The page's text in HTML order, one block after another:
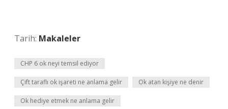
Tarih: Makaleler
CHP 6 ok neyi temsil ediyor
Çift taraflı ok işareti ne anlama gelir Ok atan kişiye ne denir
Ok hediye etmek ne anlama gelir